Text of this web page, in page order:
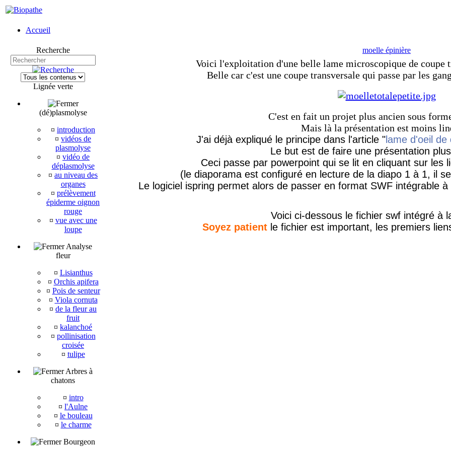
Accueil
Recherche
Lignée verte
(dé)plasmolyse
¤ introduction
¤ vidéos de
plasmolyse
¤ vidéo de
déplasmolyse
¤ au niveau des
organes
¤ prélèvement
épiderme oignon
rouge
¤ vue avec une
loupe
Analyse
fleur
¤ Lisianthus
¤ Orchis apifera
¤ Pois de senteur
¤ Viola cornuta
¤ de la fleur au
fruit
¤ kalanchoé
¤ pollinisation
croisée
¤ tulipe
Arbres à
chatons
¤ intro
¤ l'Aulne
¤ le bouleau
¤ le charme
Bourgeon
moelle épinière
Voici l'exploitation d'une belle lame microscopique de coupe
Belle car c'est une coupe transversale qui passe par les
C'est en fait un projet plus ancien sous
Mais là la présentation est moins
J'ai déjà expliqué le principe dans l'article " lame d'oeil de
Le but est de faire une présentation
Ceci passe par powerpoint qui se lit en cliquant sur les
(le diaporama est configuré en lecture de la diapo 1 à 1, il
Le logiciel ispring permet alors de passer en format SWF intégrable
Voici ci-dessous le fichier swf intégré à
Soyez patientle fichier est important, les premiers